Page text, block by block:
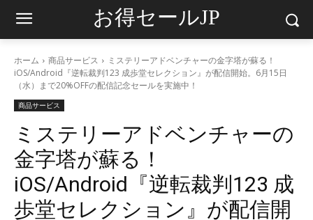
お得セールJP
ホーム 商品サービス
ミステリーアドベンチャーの金字塔が蘇る！
iOS/Android『逆転裁判123 成歩堂セレクション』が配信開始。6月15日
（水）まで20%OFFの配信記念セールを実施中！
商品サービス
ミステリーアドベンチャーの
金字塔が蘇る！
iOS/Android『逆転裁判123 成
歩堂セレクション』が配信開